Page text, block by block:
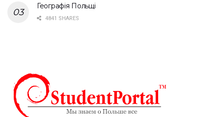
Географія Польщі
4841 SHARES